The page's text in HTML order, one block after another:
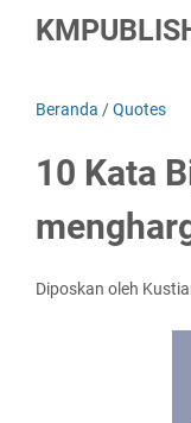
Beranda /Quotes
10 Kata
Diposkan oleh